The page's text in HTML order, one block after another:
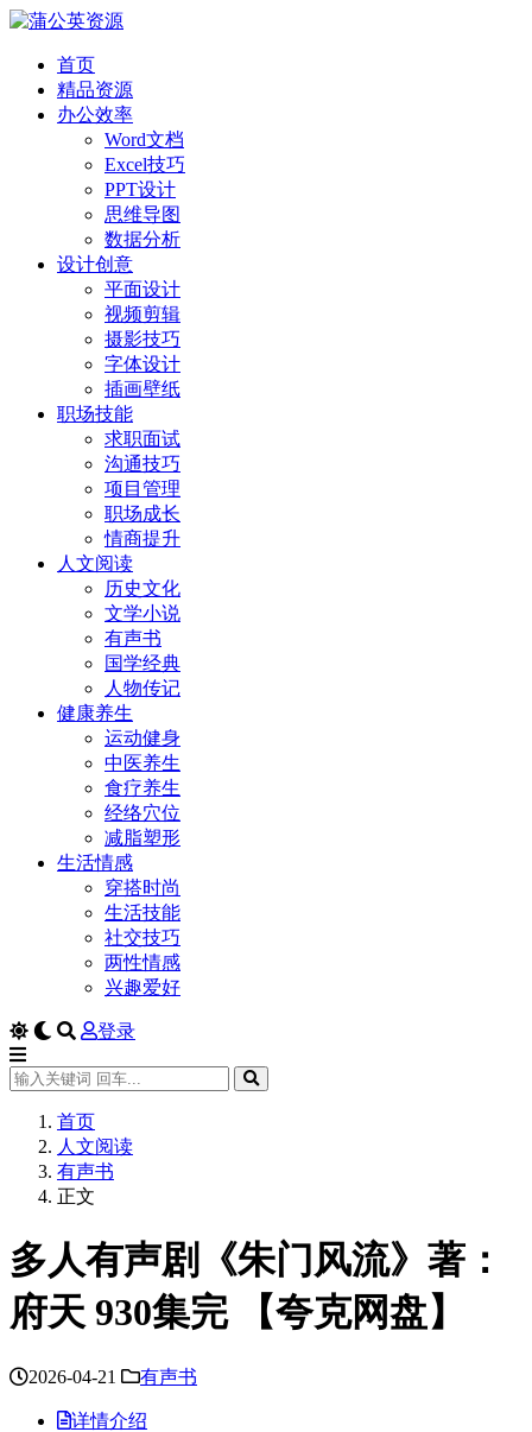
首页
精品资源
办公效率
Word文档
Excel技巧
PPT设计
思维导图
数据分析
设计创意
平面设计
视频剪辑
摄影技巧
字体设计
插画壁纸
职场技能
求职面试
沟通技巧
项目管理
职场成长
情商提升
人文阅读
历史文化
文学小说
有声书
国学经典
人物传记
健康养生
运动健身
中医养生
食疗养生
经络穴位
减脂塑形
生活情感
穿搭时尚
生活技能
社交技巧
两性情感
兴趣爱好
登录
首页
人文阅读
有声书
正文
多人有声剧《朱门风流》著：
府天 930集完 【夸克网盘】
2026-04-21 有声书
详情介绍